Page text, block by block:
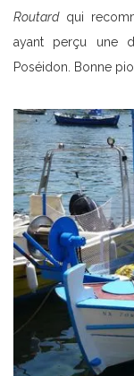
Routardqui
ayant perçu une
Poséidon. Bonne